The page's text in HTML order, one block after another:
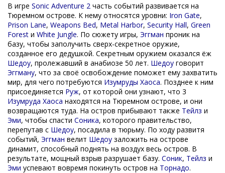
В игре Sonic Adventure 2 часть событий развивается на
Тюремном острове. К нему относятся уровни: Iron Gate,
Prison Lane, Weapons Bed, Metal Harbor, Security Hall, Green
Forest и White Jungle. По сюжету игры, Эггман проник на
базу, чтобы заполучить сверх-секретное оружие,
созданное его дедушкой. Секретным оружием оказался ёж
Шедоу, пролежавший в анабиозе 50 лет. Шедоу говорит
Эггману, что за своё освобождение поможет ему захватить
мир, для чего потребуются Изумруды Хаоса. Позднее к ним
присоединяется Руж, от которой они узнают, что 3
Изумруда Хаоса находятся на Тюремном острове, и они
возвращаются туда. На остров прибывают также Тейлз и
Эми, чтобы спасти Соника, которого правительство,
перепутав с Шедоу, посадила в тюрьму. По ходу развитя
событий, Эггман велит Шедоу заложить на острове
динамит, способный поднять на воздух весь остров. В
результате, мощный взрыв разрушает базу. Соник, Тейлз и
Эми успевают вовремя покинуть остров на Торнадо.